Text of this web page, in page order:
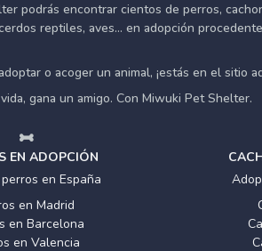
podrás encontrar cientos de perros,
reptiles, aves... en adopción
o acoger un animal, ¡estás en el sitio
gana un amigo. Con Miwuki Pet Shelter.
EN ADOPCIÓN
en España
en Madrid
en Barcelona
en Valencia